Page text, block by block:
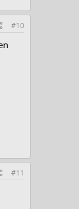
#10
#11